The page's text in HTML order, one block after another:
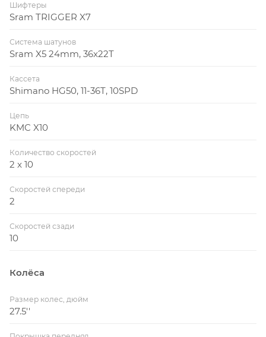
Шифтеры
Sram TRIGGER X7
Система шатунов
Sram X5 24mm, 36x22T
Кассета
Shimano HG50, 11-36T, 10SPD
Цепь
KMC X10
Количество скоростей
2 x 10
Скоростей спереди
2
Скоростей сзади
10
Колёса
Размер колес, дюйм
27.5''